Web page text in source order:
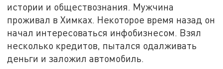
истории и обществознания. Мужчина
проживал в Химках. Некоторое время назад он
начал интересоваться инфобизнесом. Взял
несколько кредитов, пытался одалживать
деньги и заложил автомобиль.